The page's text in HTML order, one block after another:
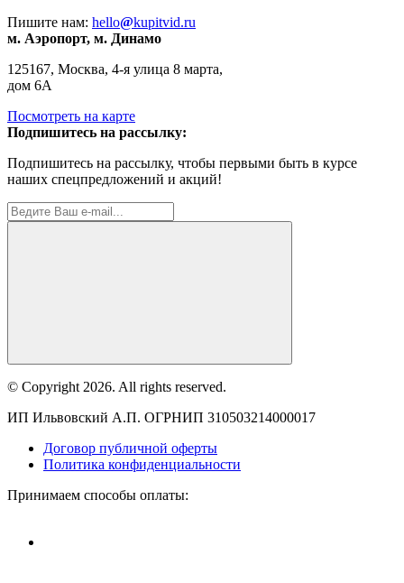
Пишите нам: hello@kupitvid.ru
м. Аэропорт, м. Динамо
125167, Москва, 4-я улица 8 марта,
дом 6А
Посмотреть на карте
Подпишитесь на рассылку:
Подпишитесь на рассылку, чтобы первыми быть в курсе
наших спецпредложений и акций!
© Copyright 2026. All rights reserved.
ИП Ильвовский А.П. ОГРНИП 310503214000017
Договор публичной оферты
Политика конфиденциальности
Принимаем способы оплаты: